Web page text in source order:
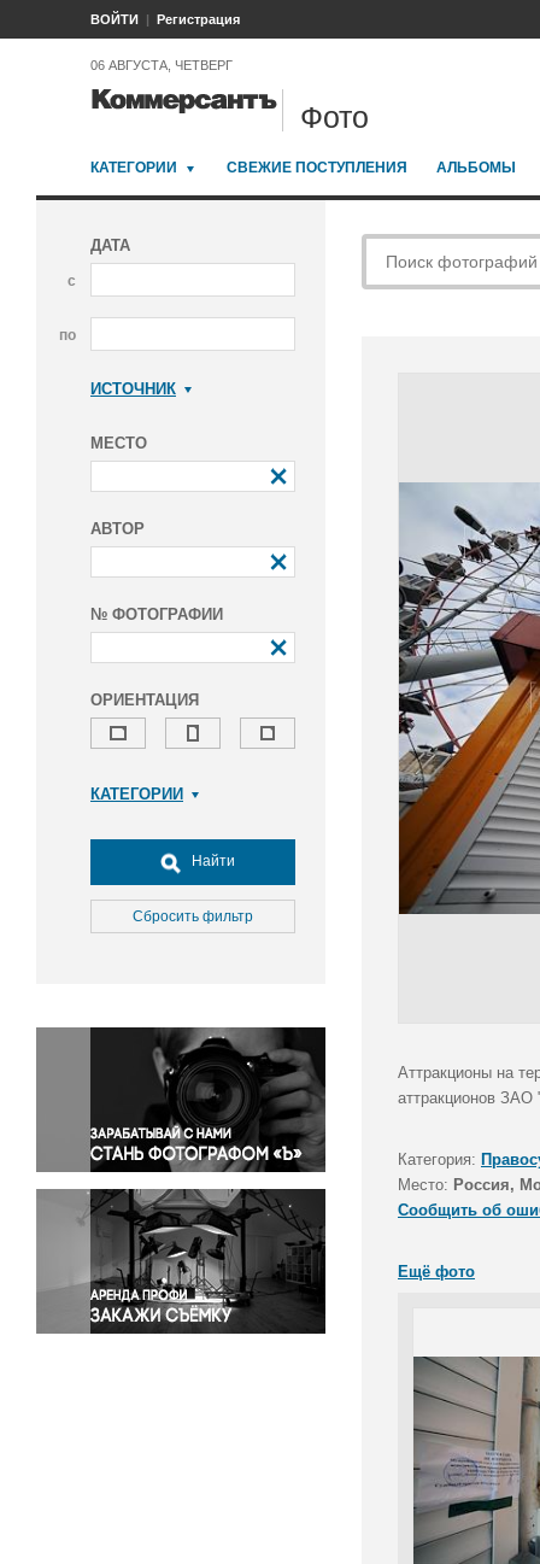
ВОЙТИ Регистрация
06 АВГУСТА, ЧЕТВЕРГ
Фото
КАТЕГОРИИ СВЕЖИЕ ПОСТУПЛЕНИЯ АЛЬБОМЫ
ДАТА
с
по
ИСТОЧНИК
МЕСТО
АВТОР
№ ФОТОГРАФИИ
ОРИЕНТАЦИЯ
КАТЕГОРИИ
Досуг, туризм и отдых
Культура
Медицина
Окружающая среда
Политика
Правосудие
Происшествия и конфликты
Религия
Светская жизнь
Спорт
Экология
Экономика и бизнес
Найти
Сбросить фильтр
Аттракционы на
аттракционов ЗАО
Категория:
Место: Россия,
Сообщить об
Ещё фото